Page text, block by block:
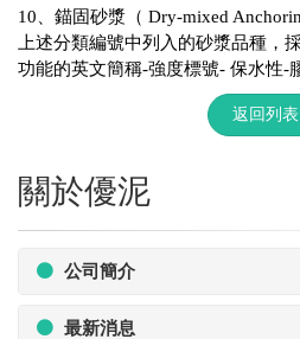
10、錨固砂漿（ Dry-mixed
上述分類編號中列入的砂漿品種，
功能的英文簡稱-強度標號- 保水性-
返回列表
關於優泥
公司簡介
最新消息